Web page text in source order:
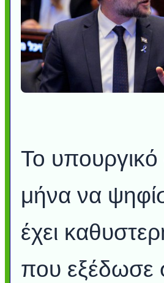
Το υπουργικό
μήνα να
έχει
που εξέδωσε